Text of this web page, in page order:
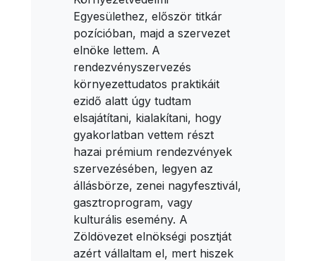
Egyesülethez, először titkár
pozícióban, majd a szervezet
elnöke lettem. A
rendezvényszervezés
környezettudatos praktikáit
ezidő alatt úgy tudtam
elsajátítani, kialakítani, hogy
gyakorlatban vettem részt
hazai prémium rendezvények
szervezésében, legyen az
állásbörze, zenei nagyfesztivál,
gasztroprogram, vagy
kulturális esemény. A
Zöldövezet elnökségi posztját
azért vállaltam el, mert hiszek